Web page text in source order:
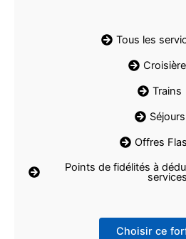
Tous les
Trains
Séjours
Offres
Points de fidélités à
services
Choisir ce